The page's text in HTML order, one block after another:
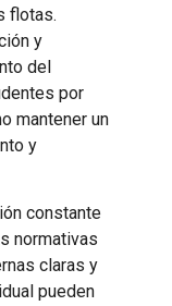
flotas.
y
del
por
mantener un
y
constante
normativas
claras y
pueden